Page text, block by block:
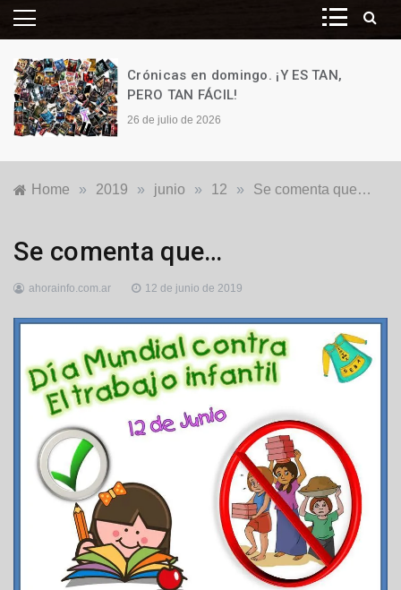
Crónicas en domingo. ¡Y ES TAN,
PERO TAN FÁCIL!
26 de julio de 2026
Home » 2019 » junio » 12 » Se comenta que…
Destacadas
Generales ,
Se comenta que…
ahorainfo.com.ar 12 de junio de 2019